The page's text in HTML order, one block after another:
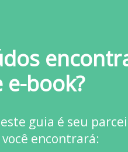
e-book?
guia é seu
encontrará: